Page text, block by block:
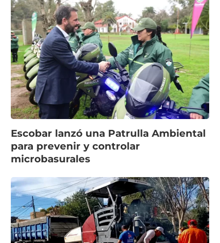
Escobar lanzó una Patrulla Ambiental
para prevenir y controlar
microbasurales